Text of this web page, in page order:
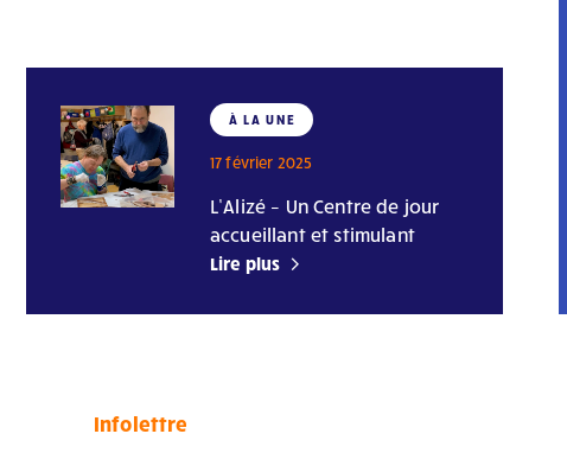
À LA UNE
17 février 2025
L’Alizé – Un Centre de jour
accueillant et stimulant
Lire plus
Infolettre